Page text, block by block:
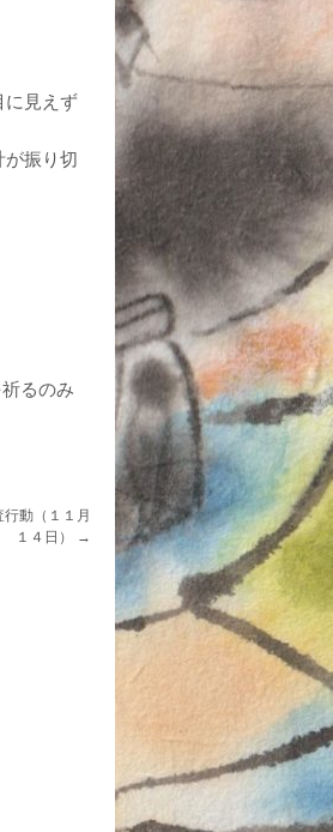
に見えず
振り切
るのみ
動（１１月
１４日）
→